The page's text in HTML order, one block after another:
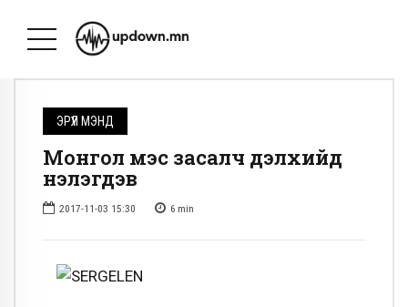
ЭРҮҮЛ МЭНД
Монгол мэс засалч дэлхийд
үнэлэгдэв
2017-11-03 15:30 6 min